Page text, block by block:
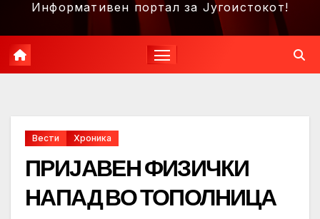
Информативен портал за Југоистокот!
Вести Хроника
ПРИЈАВЕН ФИЗИЧКИ
НАПАД ВО ТОПОЛНИЦА